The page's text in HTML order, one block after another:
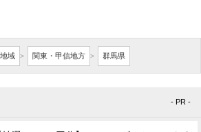
地域 > 関東・甲信地方 > 群馬県
- PR -